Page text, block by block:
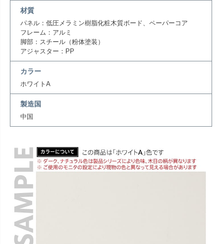
材質
パネル：低圧メラミン樹脂化粧木質ボード、ペーパーコア
フレーム：アルミ
脚部：スチール（粉体塗装）
アジャスター：PP
カラー
ホワイトA
製造国
中国